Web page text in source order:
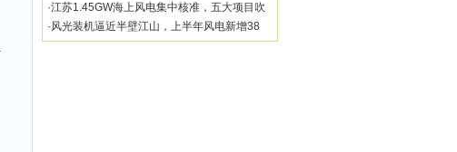
·江苏1.45GW海上风电集中核准，五大项目吹
·风光装机逼近半壁江山，上半年风电新增38